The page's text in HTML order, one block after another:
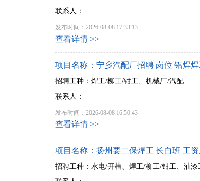
联系人：
发布时间：2026-08-08 17:33:13
查看详情 >>
项目名称：宁乡汽配厂招聘 岗位 铝焊
招聘工种：焊工/柳工/钳工、机械厂/汽配
联系人：
发布时间：2026-08-08 16:50:43
查看详情 >>
项目名称：扬州要二保焊工 长白班 工
招聘工种：水电/开槽、焊工/柳工/钳工、油